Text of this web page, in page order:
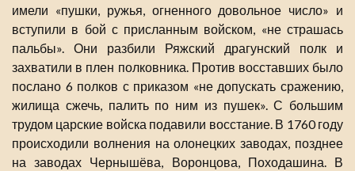
имели «пушки, ружья, огненного довольное число» и
вступили в бой с присланным войском, «не страшась
пальбы». Они разбили Ряжский драгунский полк и
захватили в плен полковника. Против восставших было
послано 6 полков с приказом «не допускать сражению,
жилища сжечь, палить по ним из пушек». С большим
трудом царские войска подавили восстание. В 1760 году
происходили волнения на олонецких заводах, позднее
на заводах Чернышёва, Воронцова, Походашина. В